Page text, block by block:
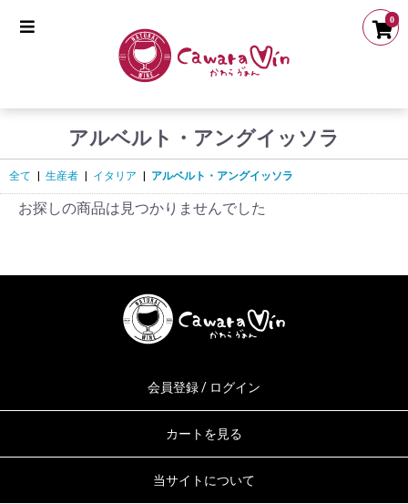
0
アルベルト・アングイッソラ
全て 生産者 イタリア アルベルト・アングイッソラ
お探しの商品は見つかりませんでした
会員登録 / ログイン
カートを見る
当サイトについて